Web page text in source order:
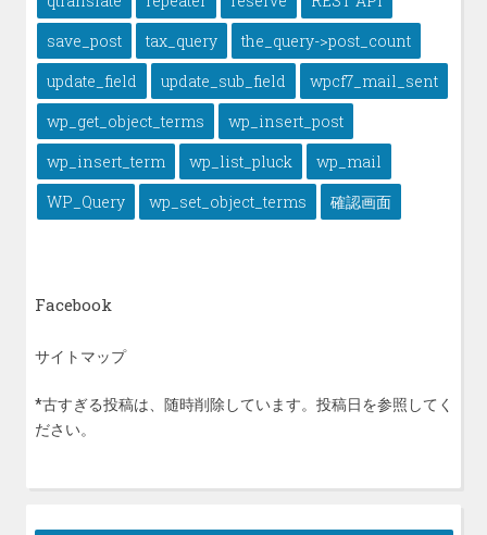
save_post
tax_query
the_query->post_count
update_field
update_sub_field
wpcf7_mail_sent
wp_get_object_terms
wp_insert_post
wp_insert_term
wp_list_pluck
wp_mail
WP_Query
wp_set_object_terms 確認画面
Facebook
サイトマップ
*古すぎる投稿は、随時削除しています。投稿日を参照してく
ださい。